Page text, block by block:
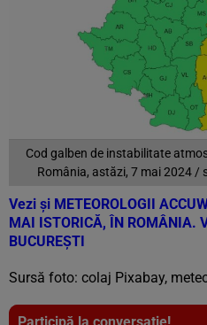
Cod galben de instabilitate
România, astăzi, 7 mai 2024
Vezi și METEOROLOGII
MAI ISTORICĂ, ÎN ROMÂNIA.
BUCUREȘTI
Sursă foto: colaj Pixabay,
Participă la conversație!